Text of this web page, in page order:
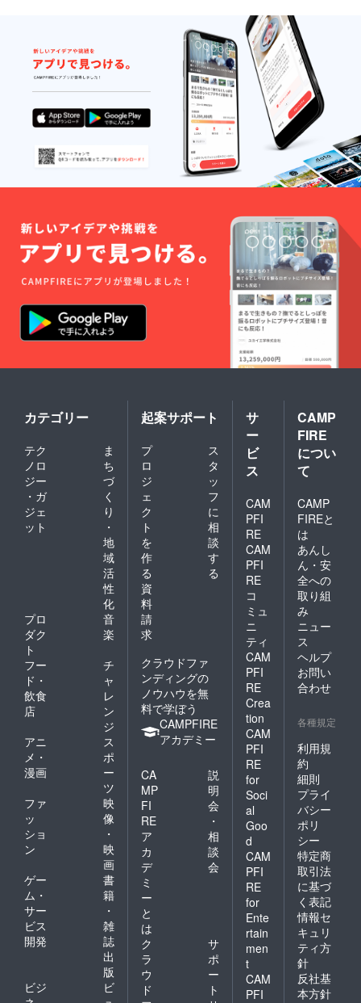
カテゴリー
テク
ノロ
ジー
・ガ
ジェ
ット
ま
ち
づ
く
り
・
地
域
活
性
化
プロ
ダク
ト
音
楽
フー
ド・
飲食
店
チ
ャ
レ
ン
ジ
アニ
メ・
漫画
ス
ポ
ー
ツ
ファ
ッ
ショ
ン
映
像
・
映
画
ゲー
ム・
サー
ビス
開発
書
籍
・
雑
誌
出
版
ビジ
ビ
起案サポート
プ
ロ
ジ
ェ
ク
ト
を
作
る
ス
タ
ッ
フ
に
相
談
す
る
資
料
請
求
クラウドファ
ンディングの
ノウハウを無
料で学ぼう
CAMPFIRE
アカデミー
CA
MP
FI
RE
ア
カ
デ
ミ
ー
と
は
説
明
会
・
相
談
会
ク
ラ
ウ
ド
サ
ポ
ー
ト
サ
ー
ビ
ス
CAM
PFI
RE
CAM
PFI
RE
コ
ミュ
ニ
ティ
CAM
PFI
RE
Crea
tion
CAM
PFI
RE
for
Soci
al
Goo
d
CAM
PFI
RE
for
Ente
rtain
men
t
CAM
PFI
CAMP
FIRE
につい
て
CAMP
FIREと
は
あんし
ん・安
全への
取り組
み
ニュー
ス
ヘルプ
お問い
合わせ
各種規定
利用規
約
細則
プライ
バシー
ポリ
シー
特定商
取引法
に基づ
く表記
情報セ
キュリ
ティ方
針
反社基
本方針